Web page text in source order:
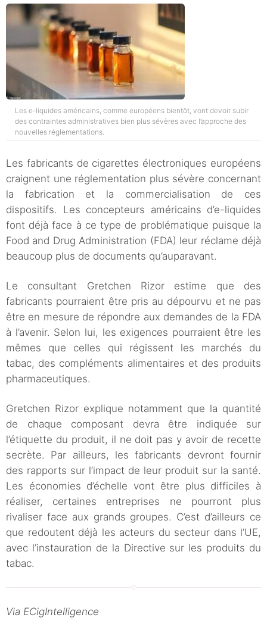
Les e-liquides américains, comme européens bientôt, vont devoir subir
des contraintes administratives bien plus sévères avec l’approche des
nouvelles réglementations.
Les fabricants de cigarettes électroniques européens
craignent une réglementation plus sévère concernant
la fabrication et la commercialisation de ces
dispositifs. Les concepteurs américains d’e-liquides
font déjà face à ce type de problématique puisque la
Food and Drug Administration (FDA) leur réclame déjà
beaucoup plus de documents qu’auparavant.
Le consultant Gretchen Rizor estime que des
fabricants pourraient être pris au dépourvu et ne pas
être en mesure de répondre aux demandes de la FDA
à l’avenir. Selon lui, les exigences pourraient être les
mêmes que celles qui régissent les marchés du
tabac, des compléments alimentaires et des produits
pharmaceutiques.
Gretchen Rizor explique notamment que la quantité
de chaque composant devra être indiquée sur
l’étiquette du produit, il ne doit pas y avoir de recette
secrète. Par ailleurs, les fabricants devront fournir
des rapports sur l’impact de leur produit sur la santé.
Les économies d’échelle vont être plus difficiles à
réaliser, certaines entreprises ne pourront plus
rivaliser face aux grands groupes. C’est d’ailleurs ce
que redoutent déjà les acteurs du secteur dans l’UE,
avec l’instauration de la Directive sur les produits du
tabac.
Via ECigIntelligence